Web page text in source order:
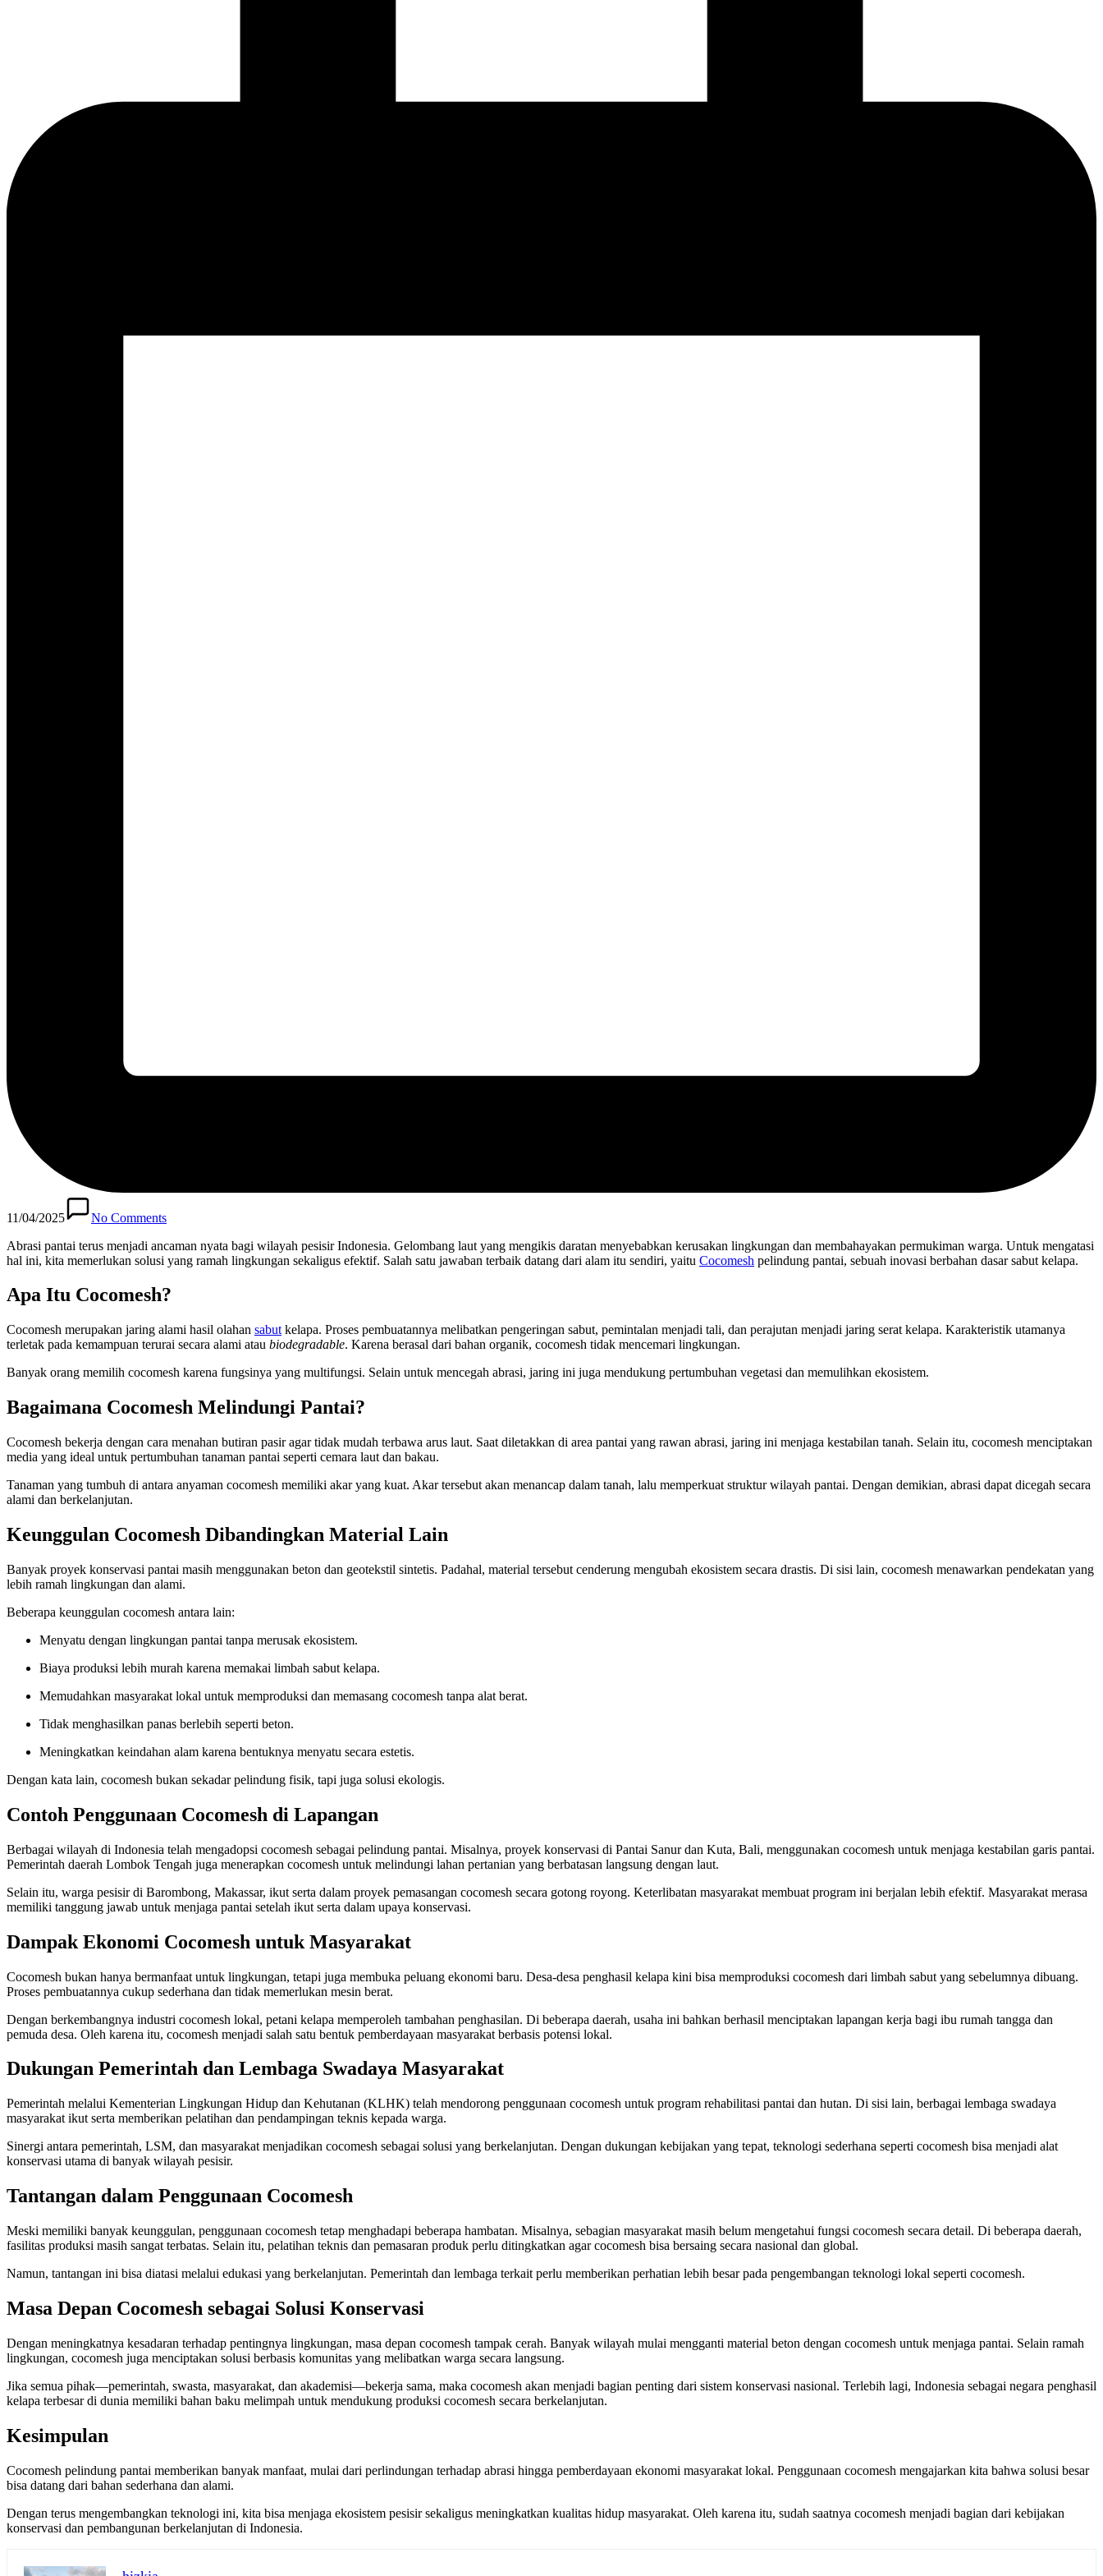
11/04/2025
No Comments
Abrasi pantai terus menjadi ancaman nyata bagi wilayah pesisir Indonesia. Gelombang laut yang mengikis daratan menyebabkan kerusakan lingkungan dan membahayakan permukiman warga. Untuk mengatasi
hal ini, kita memerlukan solusi yang ramah lingkungan sekaligus efektif. Salah satu jawaban terbaik datang dari alam itu sendiri, yaitu Cocomesh pelindung pantai, sebuah inovasi berbahan dasar sabut kelapa.
Apa Itu Cocomesh?
Cocomesh merupakan jaring alami hasil olahan sabut kelapa. Proses pembuatannya melibatkan pengeringan sabut, pemintalan menjadi tali, dan perajutan menjadi jaring serat kelapa. Karakteristik utamanya
terletak pada kemampuan terurai secara alami atau biodegradable. Karena berasal dari bahan organik, cocomesh tidak mencemari lingkungan.
Banyak orang memilih cocomesh karena fungsinya yang multifungsi. Selain untuk mencegah abrasi, jaring ini juga mendukung pertumbuhan vegetasi dan memulihkan ekosistem.
Bagaimana Cocomesh Melindungi Pantai?
Cocomesh bekerja dengan cara menahan butiran pasir agar tidak mudah terbawa arus laut. Saat diletakkan di area pantai yang rawan abrasi, jaring ini menjaga kestabilan tanah. Selain itu, cocomesh menciptakan
media yang ideal untuk pertumbuhan tanaman pantai seperti cemara laut dan bakau.
Tanaman yang tumbuh di antara anyaman cocomesh memiliki akar yang kuat. Akar tersebut akan menancap dalam tanah, lalu memperkuat struktur wilayah pantai. Dengan demikian, abrasi dapat dicegah secara
alami dan berkelanjutan.
Keunggulan Cocomesh Dibandingkan Material Lain
Banyak proyek konservasi pantai masih menggunakan beton dan geotekstil sintetis. Padahal, material tersebut cenderung mengubah ekosistem secara drastis. Di sisi lain, cocomesh menawarkan pendekatan yang
lebih ramah lingkungan dan alami.
Beberapa keunggulan cocomesh antara lain:
Menyatu dengan lingkungan pantai tanpa merusak ekosistem.
Biaya produksi lebih murah karena memakai limbah sabut kelapa.
Memudahkan masyarakat lokal untuk memproduksi dan memasang cocomesh tanpa alat berat.
Tidak menghasilkan panas berlebih seperti beton.
Meningkatkan keindahan alam karena bentuknya menyatu secara estetis.
Dengan kata lain, cocomesh bukan sekadar pelindung fisik, tapi juga solusi ekologis.
Contoh Penggunaan Cocomesh di Lapangan
Berbagai wilayah di Indonesia telah mengadopsi cocomesh sebagai pelindung pantai. Misalnya, proyek konservasi di Pantai Sanur dan Kuta, Bali, menggunakan cocomesh untuk menjaga kestabilan garis pantai.
Pemerintah daerah Lombok Tengah juga menerapkan cocomesh untuk melindungi lahan pertanian yang berbatasan langsung dengan laut.
Selain itu, warga pesisir di Barombong, Makassar, ikut serta dalam proyek pemasangan cocomesh secara gotong royong. Keterlibatan masyarakat membuat program ini berjalan lebih efektif. Masyarakat merasa
memiliki tanggung jawab untuk menjaga pantai setelah ikut serta dalam upaya konservasi.
Dampak Ekonomi Cocomesh untuk Masyarakat
Cocomesh bukan hanya bermanfaat untuk lingkungan, tetapi juga membuka peluang ekonomi baru. Desa-desa penghasil kelapa kini bisa memproduksi cocomesh dari limbah sabut yang sebelumnya dibuang.
Proses pembuatannya cukup sederhana dan tidak memerlukan mesin berat.
Dengan berkembangnya industri cocomesh lokal, petani kelapa memperoleh tambahan penghasilan. Di beberapa daerah, usaha ini bahkan berhasil menciptakan lapangan kerja bagi ibu rumah tangga dan
pemuda desa. Oleh karena itu, cocomesh menjadi salah satu bentuk pemberdayaan masyarakat berbasis potensi lokal.
Dukungan Pemerintah dan Lembaga Swadaya Masyarakat
Pemerintah melalui Kementerian Lingkungan Hidup dan Kehutanan (KLHK) telah mendorong penggunaan cocomesh untuk program rehabilitasi pantai dan hutan. Di sisi lain, berbagai lembaga swadaya
masyarakat ikut serta memberikan pelatihan dan pendampingan teknis kepada warga.
Sinergi antara pemerintah, LSM, dan masyarakat menjadikan cocomesh sebagai solusi yang berkelanjutan. Dengan dukungan kebijakan yang tepat, teknologi sederhana seperti cocomesh bisa menjadi alat
konservasi utama di banyak wilayah pesisir.
Tantangan dalam Penggunaan Cocomesh
Meski memiliki banyak keunggulan, penggunaan cocomesh tetap menghadapi beberapa hambatan. Misalnya, sebagian masyarakat masih belum mengetahui fungsi cocomesh secara detail. Di beberapa daerah,
fasilitas produksi masih sangat terbatas. Selain itu, pelatihan teknis dan pemasaran produk perlu ditingkatkan agar cocomesh bisa bersaing secara nasional dan global.
Namun, tantangan ini bisa diatasi melalui edukasi yang berkelanjutan. Pemerintah dan lembaga terkait perlu memberikan perhatian lebih besar pada pengembangan teknologi lokal seperti cocomesh.
Masa Depan Cocomesh sebagai Solusi Konservasi
Dengan meningkatnya kesadaran terhadap pentingnya lingkungan, masa depan cocomesh tampak cerah. Banyak wilayah mulai mengganti material beton dengan cocomesh untuk menjaga pantai. Selain ramah
lingkungan, cocomesh juga menciptakan solusi berbasis komunitas yang melibatkan warga secara langsung.
Jika semua pihak—pemerintah, swasta, masyarakat, dan akademisi—bekerja sama, maka cocomesh akan menjadi bagian penting dari sistem konservasi nasional. Terlebih lagi, Indonesia sebagai negara penghasil
kelapa terbesar di dunia memiliki bahan baku melimpah untuk mendukung produksi cocomesh secara berkelanjutan.
Kesimpulan
Cocomesh pelindung pantai memberikan banyak manfaat, mulai dari perlindungan terhadap abrasi hingga pemberdayaan ekonomi masyarakat lokal. Penggunaan cocomesh mengajarkan kita bahwa solusi besar
bisa datang dari bahan sederhana dan alami.
Dengan terus mengembangkan teknologi ini, kita bisa menjaga ekosistem pesisir sekaligus meningkatkan kualitas hidup masyarakat. Oleh karena itu, sudah saatnya cocomesh menjadi bagian dari kebijakan
konservasi dan pembangunan berkelanjutan di Indonesia.